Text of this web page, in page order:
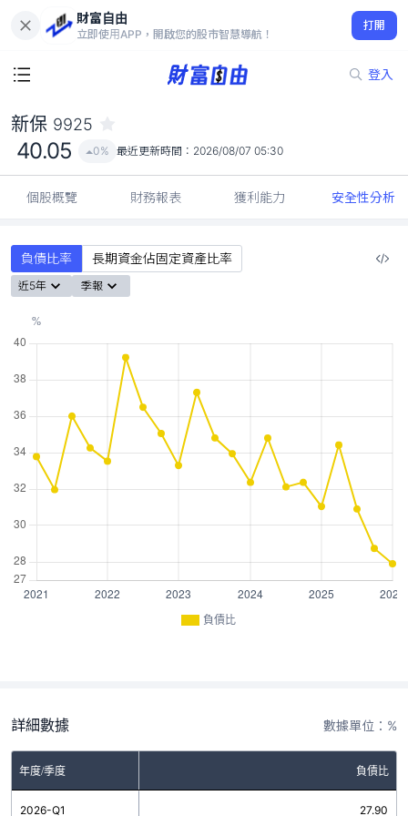
財富自由
立即使用APP，開啟您的股市智慧導航！
打開
登入
40.05
0%
新保 9925
40.05 0% 最近更新時間： 2026/08/07 05:30
個股概覽 財務報表 獲利能力 安全性分析
負債比率 長期資金佔固定資產比率
近5年 季報
負債比
詳細數據 數據單位：%
年度/季度 負債比
2026-Q1 27.90